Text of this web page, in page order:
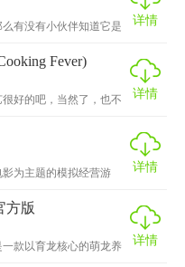
有没有小伙伴知道它是
详情
Fever)
好的吧，当然了，也不
详情
为主题的模拟经营游
详情
方版
款以育龙核心的萌龙养
详情